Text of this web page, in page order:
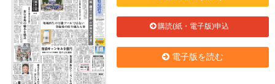
購読(紙・電子版)申込
電子版を読む